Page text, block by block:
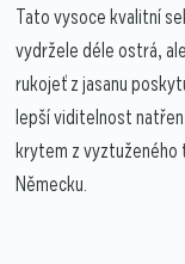
Tato vysoce kvalitní
vydržele déle ostrá,
rukojeť z jasanu
lepší viditelnost
krytem z vyztuženého
Německu.